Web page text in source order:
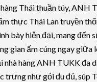
Thái thuần túy, ANH
thực Thái Lan truyền
bày hiện đại, mang đến
gian ấm cúng ngay giữa
hàng ANH TUKK đa
trưng như gỏi đu đủ, súp